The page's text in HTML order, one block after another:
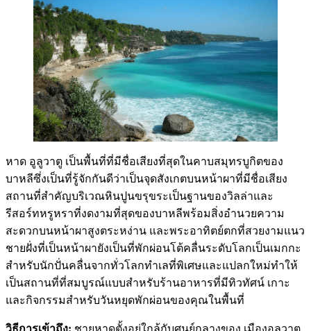
หาด อูลูวาตู เป็นพื้นที่ที่มีชื่อเสียงที่สุดในคาบสมุทรบูกิตของ
บาหลีซึ่งเป็นที่รู้จักกันดีว่าเป็นจุดสังเกตบนหน้าผาที่มีชื่อเสียง
สถานที่สำคัญบริเวณหินปูนขรุขระเป็นฐานของวิลล่าและ
รีสอร์ทหรูหราที่งดงามที่สุดของบาหลีพร้อมสิ่งอำนวยความ
สะดวกบนหน้าผาสูงตระหง่าน และพระอาทิตย์ตกที่สวยงามแนว
ชายฝั่งที่เป็นหน้าผายังเป็นที่พักผ่อนโต้คลื่นระดับโลกเป็นเมกกะ
สำหรับนักปั่นคลื่นจากทั่วโลกทำเลที่พิเศษและแปลกใหม่ทำให้
เป็นสถานที่ที่สมบูรณ์แบบสำหรับร้านอาหารที่มีทิวทัศน์ เกาะ
และกิจกรรมสำหรับวันหยุดพักผ่อนของคุณในพื้นที่